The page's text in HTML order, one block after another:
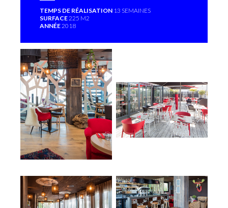
TEMPS DE RÉALISATION 13 SEMAINES
SURFACE225 M2
ANNÉE2018